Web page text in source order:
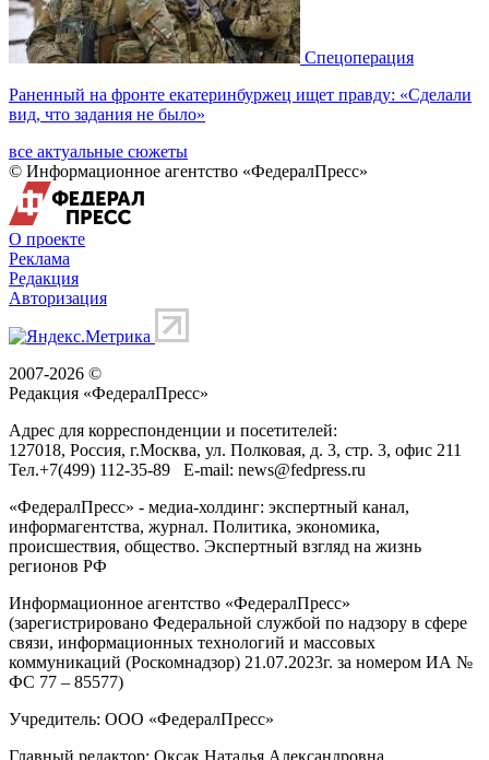
Спецоперация
Раненный на фронте екатеринбуржец ищет правду: «Сделали
вид, что задания не было»
все актуальные сюжеты
© Информационное агентство «ФедералПресс»
О проекте
Реклама
Редакция
Авторизация
2007-2026 ©
Редакция «ФедералПресс»
Адрес для корреспонденции и посетителей:
127018, Россия, г.Москва, ул. Полковая, д. 3, стр. 3, офис 211
Тел.+7(499) 112-35-89 E-mail: news@fedpress.ru
«ФедералПресс» - медиа-холдинг: экспертный канал,
информагентства, журнал. Политика, экономика,
происшествия, общество. Экспертный взгляд на жизнь
регионов РФ
Информационное агентство «ФедералПресс»
(зарегистрировано Федеральной службой по надзору в сфере
связи, информационных технологий и массовых
коммуникаций (Роскомнадзор) 21.07.2023г. за номером ИА №
ФС 77 – 85577)
Учредитель: ООО «ФедералПресс»
Главный редактор: Оксак Наталья Александровна